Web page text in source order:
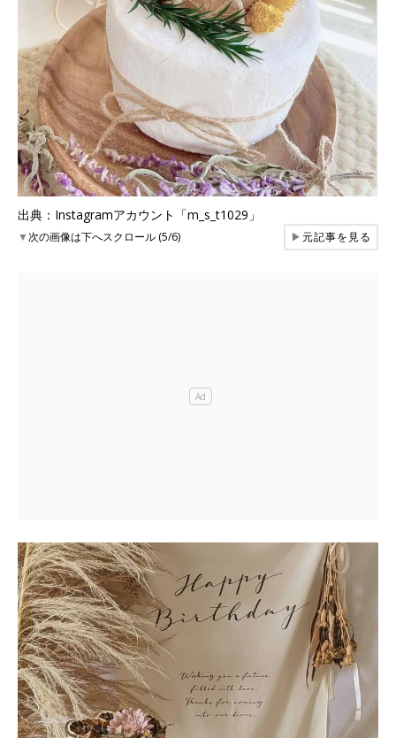
出典：Instagramアカウント「m_s_t1029」
▼次の画像は下へスクロール (5/6) ▶元記事を見る